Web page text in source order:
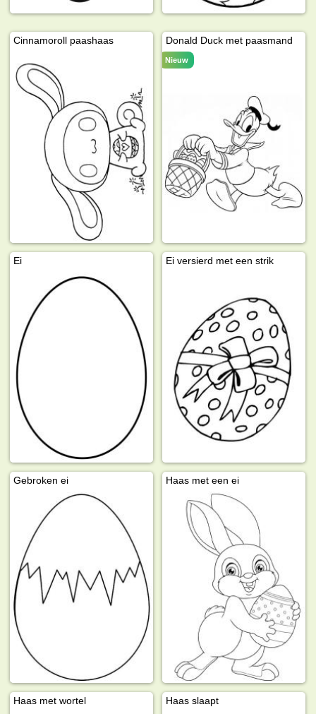
Cinnamoroll paashaas Donald Duck met paasmand
Nieuw
Ei Ei versierd met een strik
Gebroken ei Haas met een ei
Haas met wortel Haas slaapt